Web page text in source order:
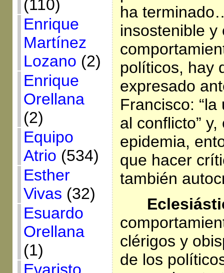
(110)
Enrique
Martínez
Lozano (2)
Enrique
Orellana
(2)
Equipo
Atrio (534)
Esther
Vivas (32)
Esuardo
Orellana
(1)
ha
insostenible y
políticos, hay
expresado
Francisco:
al conflicto”
epidemia,
que hacer
también
clérigos y
de los